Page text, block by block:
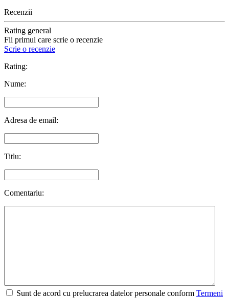
Recenzii
Rating general
Fii primul care scrie o recenzie
Scrie o recenzie
Rating:
Nume:
Adresa de email:
Titlu:
Comentariu:
Sunt de acord cu prelucrarea datelor personale conform Termeni